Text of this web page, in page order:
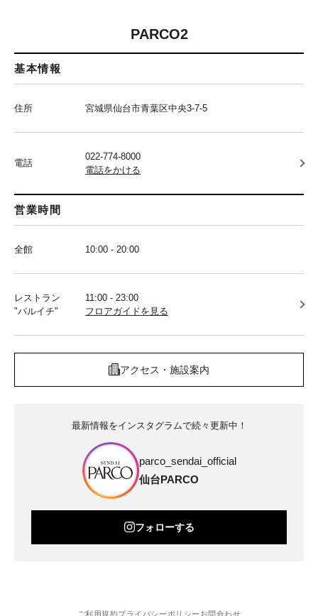
PARCO2
基本情報
住所 宮城県仙台市青葉区中央3-7-5
電話
022-774-8000
電話をかける
営業時間
全館 10:00 - 20:00
レストラン
"パルイチ"
11:00 - 23:00
フロアガイドを見る
アクセス・施設案内
最新情報をインスタグラムで続々更新中！
parco_sendai_official
仙台PARCO
フォローする
ご利用規約プライバシーポリシー お問合わせ